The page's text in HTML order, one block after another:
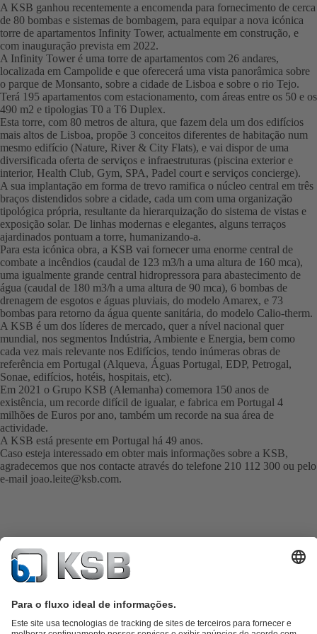
A KSB ganhou recentemente a encomenda para fornecimento de cerca
de 80 bombas e sistemas de bombagem, para equipar a nova icónica
torre de apartamentos Infinity Tower, actualmente em construção, e
com inauguração prevista em 2022.
A Infinity Tower é uma torre de apartamentos com 26 andares,
localizada em Campolide e que oferecerá uma vista panorâmica sobre
o parque de Monsanto, sobre a cidade de Lisboa e sobre o rio Tejo.
Terá 195 apartamentos com estacionamento, com áreas entre os 50 e os
490 m2 e tipologias T0 a T6 Duplex.
Esta torre, com 80 metros de altura, que fazem dela um dos edifícios
mais altos de Lisboa, propõe 3 conceitos diferentes de habitação num
mesmo edifício (Nature, River & City Flats), e vai dispor de uma
diversificada oferta de serviços e infraestruturas (piscina exterior e
interior, Health Club, Gym, SPA, Padel court e serviços concierge).
A sua implantação em forma de trevo ramifica o núcleo central em três
braços distendidos sobre a cidade, cada um com uma organização
tipológica própria, resultante da hierarquização do sistema de vistas e
exposição solar. De linhas modernas e elegantes, alguns terraços
ajardinados pontuam a torre, humanizando-a.
Para esta icónica obra, a KSB vai fornecer uma enorme central de
combate a incêndios (caudal de 123 m3/h a uma altura de 160 mca),
uma igualmente grande central hidropressora para abastecimento de
água (caudal de 180 m3/h a uma altura de 90 mca), 6 bombas de
drenagem de esgotos e águas pluviais, do modelo Amarex, e 73
bombas para retorno da água quente sanitária, do modelo Calio-therm.
A KSB é um dos líderes de mercado, quer a nível nacional quer
mundial, nos segmentos Indústria, Ambiente e Energia, bem como
cada vez mais relevante nos Edifícios, tendo inúmeras obras de
referência em Portugal (Alqueva, Águas Portugal, EDP, Petrogal,
Sonae, edifícios, hotéis, hospitais, etc).
Em 2021 o Grupo KSB (Alemanha) comemora 150 anos de
existência, um recorde difícil de igualar, e fabrica em Portugal 4
milhões de Euros por ano, também um recorde na sua área de
actividade.
A KSB está presente em Portugal há 49 anos.
Caso esteja interessado em obter mais informações sobre a KSB,
agradecemos que nos contacte através do telefone 210 112 300 ou pelo
e-mail joao.leite@ksb.com.